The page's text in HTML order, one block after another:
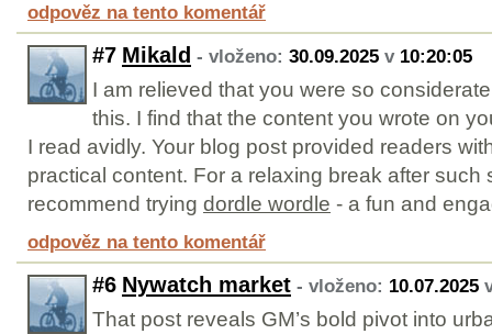
odpověz na tento komentář
#7 Mikald - vloženo: 30.09.2025 v 10:20:05
I am relieved that you were so
this. I find that the content you wrote on
I read avidly. Your blog post provided readers
practical content. For a relaxing break after such
recommend trying dordle wordle - a fun and
odpověz na tento komentář
#6 Nywatch market - vloženo: 10.07.2025
That post reveals GM’s bold pivot into